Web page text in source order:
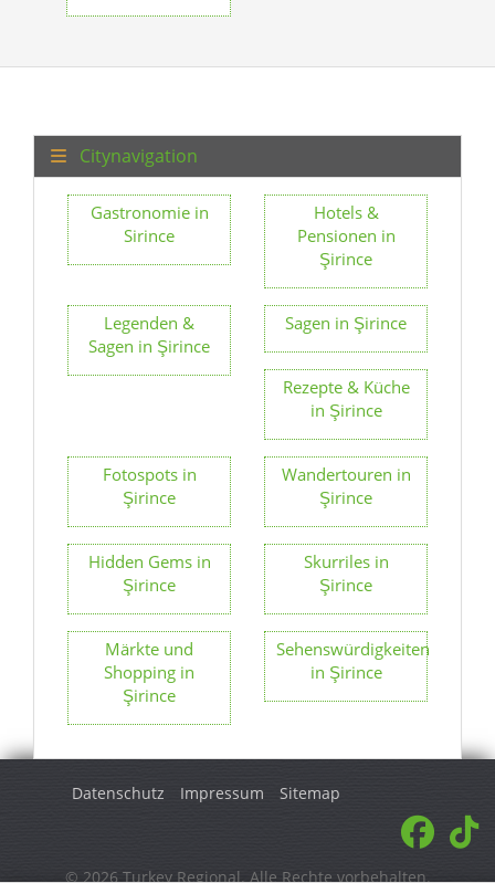
Citynavigation
Gastronomie in
Sirince
Hotels &
Pensionen in
Şirince
Legenden &
Sagen in Şirince
Sagen in Şirince
Rezepte & Küche
in Şirince
Fotospots in
Şirince
Wandertouren in
Şirince
Hidden Gems in
Şirince
Skurriles in
Şirince
Märkte und
Shopping in
Şirince
Sehenswürdigkeiten
in Şirince
Datenschutz Impressum Sitemap
© 2026 Turkey Regional. Alle Rechte vorbehalten.